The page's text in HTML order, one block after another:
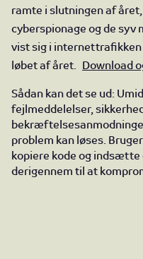
ramte i slutningen af
cyberspionage og de syv
vist sig i internettrafikken
løbet af året. Download
Sådan kan det se ud:
fejlmeddelelser,
problem kan løses.
kopiere kode og indsætte
derigennem til at